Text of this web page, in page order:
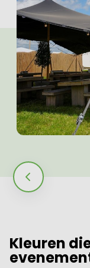
Kleuren